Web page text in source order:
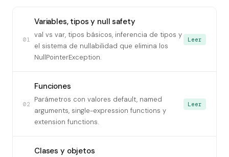
01
Variables, tipos y null safety
val vs var, tipos básicos, inferencia de tipos y
el sistema de nullabilidad que elimina los
NullPointerException.
Leer
02
Funciones
Parámetros con valores default, named
arguments, single-expression functions y
extension functions.
Leer
Clases y objetos